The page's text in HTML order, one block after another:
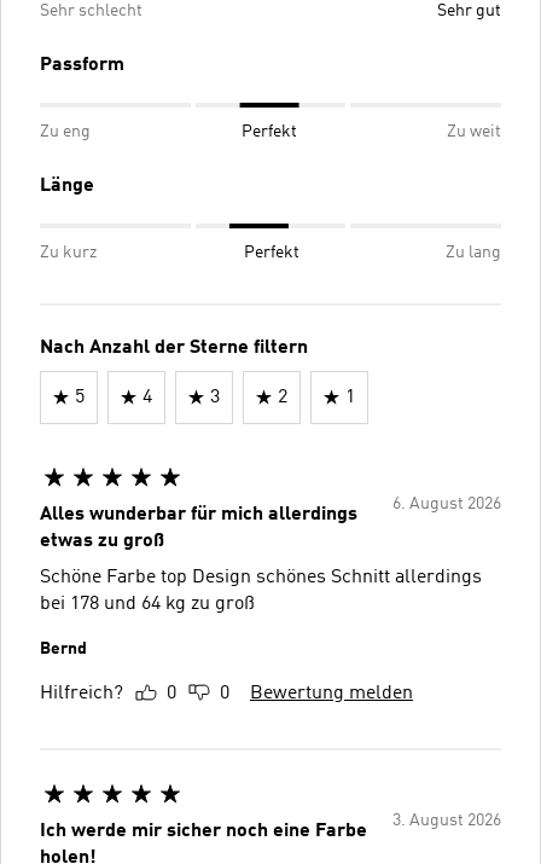
Sehr schlecht Sehr gut
Passform
Zu eng Perfekt Zu weit
Länge
Zu kurz Perfekt Zu lang
Nach Anzahl der Sterne filtern
5 4 3 2 1
6. August 2026
Alles wunderbar für mich allerdings
etwas zu groß
Schöne Farbe top Design schönes Schnitt allerdings
bei 178 und 64 kg zu groß
Bernd
Hilfreich? 0 0 Bewertung melden
3. August 2026
Ich werde mir sicher noch eine Farbe
holen!